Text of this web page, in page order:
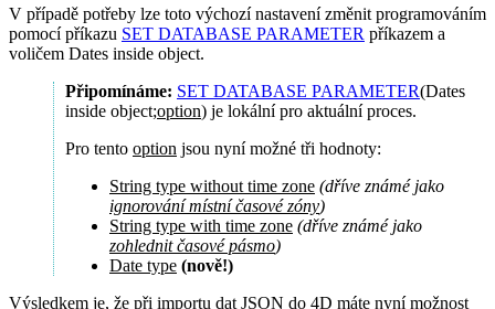
V případě potřeby lze toto výchozí nastavení změnit programováním
pomocí příkazu SET DATABASE PARAMETER příkazem a
voličem Dates inside object.
Připomínáme: SET DATABASE PARAMETER(Dates
inside object;option) je lokální pro aktuální proces.
Pro tento option jsou nyní možné tři hodnoty:
String type without time zone (dříve známé jako
ignorování místní časové zóny)
String type with time zone (dříve známé jako
zohlednit časové pásmo)
Date type (nově!)
Výsledkem je, že při importu dat JSON do 4D máte nyní možnost